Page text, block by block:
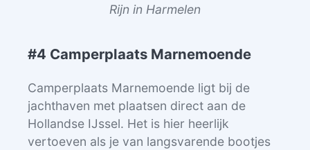
Rijn in Harmelen
#4 Camperplaats Marnemoende
Camperplaats Marnemoende ligt bij de
jachthaven met plaatsen direct aan de
Hollandse IJssel. Het is hier heerlijk
vertoeven als je van langsvarende bootjes